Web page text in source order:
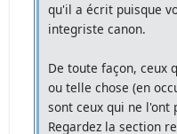
qu'il a écrit puisque
integriste canon.
De toute façon, ceux
ou telle chose (en
sont ceux qui ne l'ont
Regardez la section